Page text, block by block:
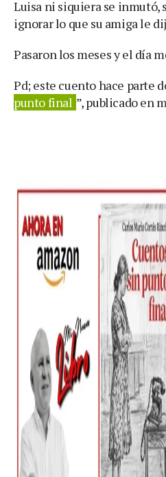
Luisa ni siquiera se
ignorar lo que su amiga le
Pasaron los meses y el día
Pd; este cuento hace parte
punto final ”, publicado en